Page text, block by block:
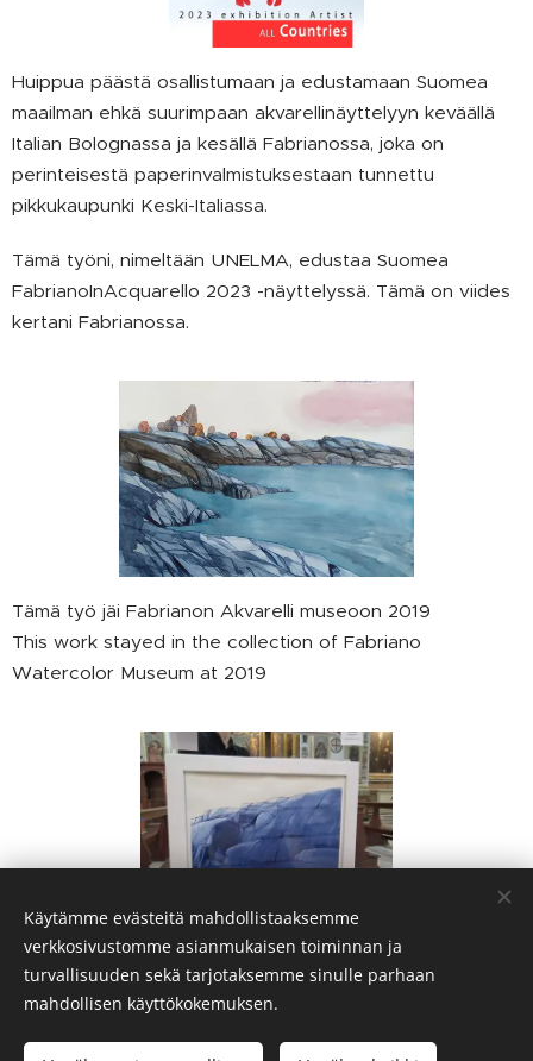
Huippua päästä osallistumaan ja edustamaan Suomea
maailman ehkä suurimpaan akvarellinäyttelyyn keväällä
Italian Bolognassa ja kesällä Fabrianossa, joka on
perinteisestä paperinvalmistuksestaan tunnettu
pikkukaupunki Keski-Italiassa.
Tämä työni, nimeltään UNELMA, edustaa Suomea
FabrianoInAcquarello 2023 -näyttelyssä. Tämä on viides
kertani Fabrianossa.
Tämä työ jäi Fabrianon Akvarelli museoon 2019
This work stayed in the collection of Fabriano
Watercolor Museum at 2019
Käytämme evästeitä mahdollistaaksemme
verkkosivustomme asianmukaisen toiminnan ja
turvallisuuden sekä tarjotaksemme sinulle parhaan
mahdollisen käyttökokemuksen.